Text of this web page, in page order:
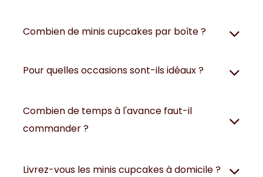
Combien de minis cupcakes par boîte ?
Pour quelles occasions sont-ils idéaux ?
Combien de temps à l'avance faut-il
commander ?
Livrez-vous les minis cupcakes à domicile ?